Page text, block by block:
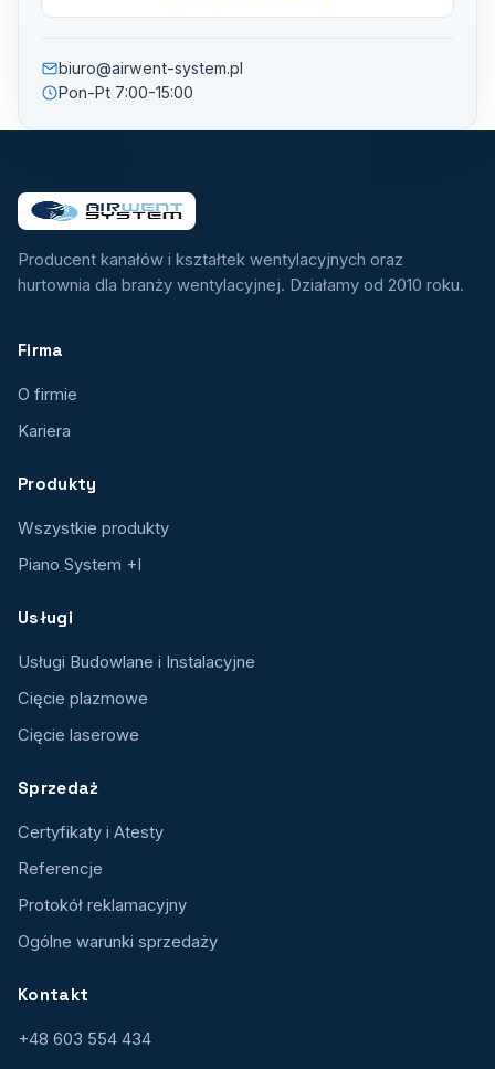
biuro@airwent-system.pl
Pon-Pt 7:00-15:00
Producent kanałów i kształtek wentylacyjnych oraz
hurtownia dla branży wentylacyjnej. Działamy od 2010 roku.
Firma
O firmie
Kariera
Produkty
Wszystkie produkty
Piano System +I
Usługi
Usługi Budowlane i Instalacyjne
Cięcie plazmowe
Cięcie laserowe
Sprzedaż
Certyfikaty i Atesty
Referencje
Protokół reklamacyjny
Ogólne warunki sprzedaży
Kontakt
+48 603 554 434